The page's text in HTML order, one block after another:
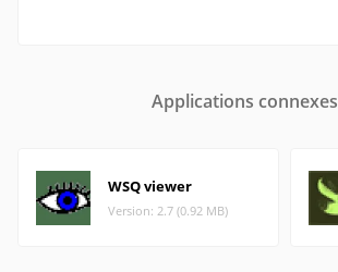
Applications connexes
WSQ viewer
Version: 2.7 (0.92 MB)